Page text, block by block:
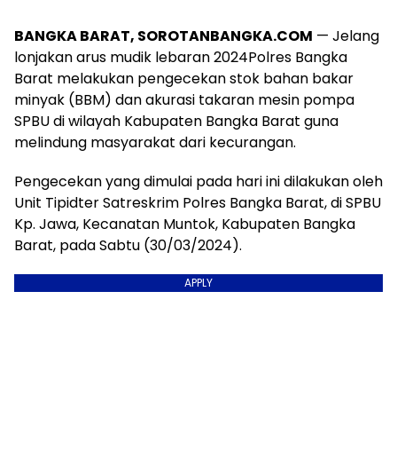
BANGKA BARAT, SOROTANBANGKA.COM — Jelang
lonjakan arus mudik lebaran 2024Polres Bangka
Barat melakukan pengecekan stok bahan bakar
minyak (BBM) dan akurasi takaran mesin pompa
SPBU di wilayah Kabupaten Bangka Barat guna
melindung masyarakat dari kecurangan.
Pengecekan yang dimulai pada hari ini dilakukan oleh
Unit Tipidter Satreskrim Polres Bangka Barat, di SPBU
Kp. Jawa, Kecanatan Muntok, Kabupaten Bangka
Barat, pada Sabtu (30/03/2024).
APPLY